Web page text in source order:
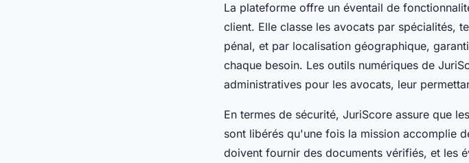
La plateforme offre un éventail de
client. Elle classe les avocats par spécialités,
pénal, et par localisation géographique,
chaque besoin. Les outils numériques de
administratives pour les avocats, leur
En termes de sécurité, JuriScore assure que
sont libérés qu'une fois la mission accomplie
doivent fournir des documents vérifiés, et les